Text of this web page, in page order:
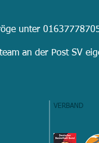
unter
an der Post SV
VERBAND